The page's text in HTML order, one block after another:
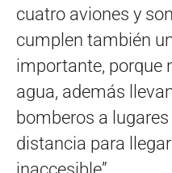
cuatro aviones y
cumplen también
importante, porque
agua, además
bomberos a
distancia para